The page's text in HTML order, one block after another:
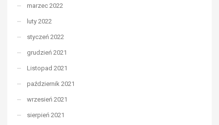
marzec 2022
luty 2022
styczeń 2022
grudzień 2021
Listopad 2021
październik 2021
wrzesień 2021
sierpień 2021